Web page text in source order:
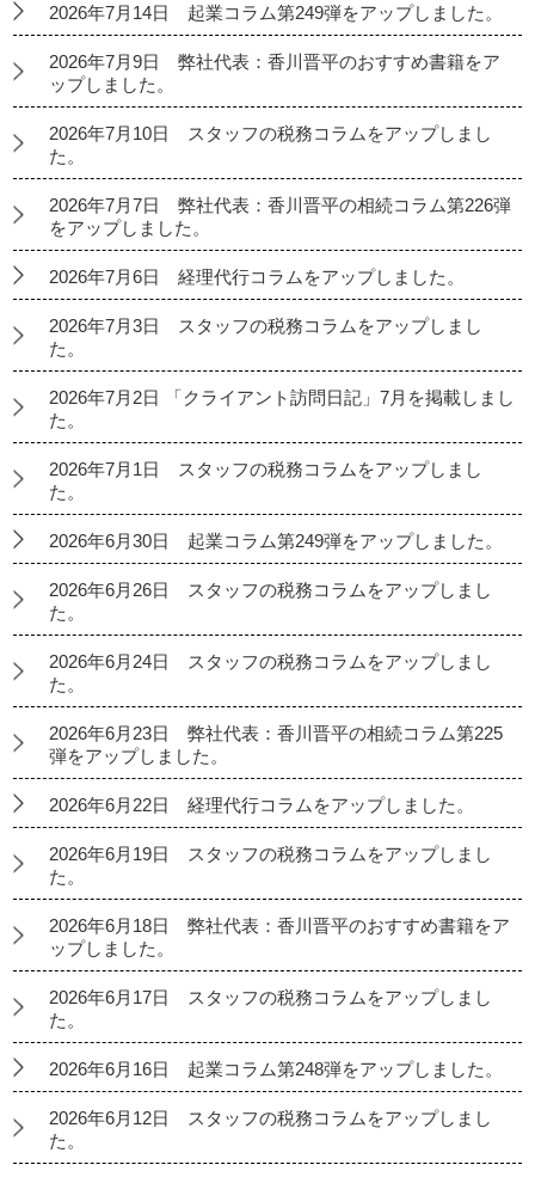
2026年7月14日 起業コラム第249弾をアップしました。
2026年7月9日 弊社代表：香川晋平のおすすめ書籍をア
ップしました。
2026年7月10日 スタッフの税務コラムをアップしまし
た。
2026年7月7日 弊社代表：香川晋平の相続コラム第226弾
をアップしました。
2026年7月6日 経理代行コラムをアップしました。
2026年7月3日 スタッフの税務コラムをアップしまし
た。
2026年7月2日 「クライアント訪問日記」7月を掲載しまし
た。
2026年7月1日 スタッフの税務コラムをアップしまし
た。
2026年6月30日 起業コラム第249弾をアップしました。
2026年6月26日 スタッフの税務コラムをアップしまし
た。
2026年6月24日 スタッフの税務コラムをアップしまし
た。
2026年6月23日 弊社代表：香川晋平の相続コラム第225
弾をアップしました。
2026年6月22日 経理代行コラムをアップしました。
2026年6月19日 スタッフの税務コラムをアップしまし
た。
2026年6月18日 弊社代表：香川晋平のおすすめ書籍をア
ップしました。
2026年6月17日 スタッフの税務コラムをアップしまし
た。
2026年6月16日 起業コラム第248弾をアップしました。
2026年6月12日 スタッフの税務コラムをアップしまし
た。